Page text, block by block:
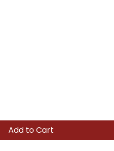
Add to Cart